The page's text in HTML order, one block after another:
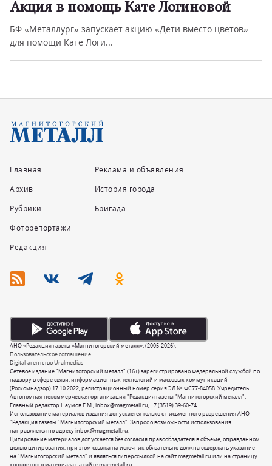
Акция в помощь Кате Логиновой
БФ «Металлург» запускает акцию «Дети вместо цветов»
для помощи Кате Логи...
Главная
Архив
Рубрики
Фоторепортажи
Редакция
Реклама и объявления
История города
Бригада
Сетевое издание "Магнитогорский металл" (16+) зарегистрировано Федеральной службой по
надзору в сфере связи, информационных технологий и массовых коммуникаций
(Роскомнадзор) 17.10.2022, регистрационный номер серия ЭЛ № ФС77-84058. Учредитель
Автономная некоммерческая организация "Редакция газеты "Магнитогорский металл".
Главный редактор Наумов Е.М.,inbox@magmetall.ru,+7 (3519) 39-60-74
Использование материалов издания допускается только с письменного разрешения АНО
"Редакция газеты "Магнитогорский металл". Запрос о возможности использования
направляется по адресуinbox@magmetall.ru.
Цитирование материалов допускается без согласия правообладателя в объеме, оправданном
целью цитирования, при этом ссылка на источник обязательно должна содержать указание
на "Магнитогорский металл" и являться гиперссылкой на сайт magmetall.ru или на страницу
Пользовательское соглашение
Digital-агентство Uralmedias
АНО «Редакция газеты «Магнитогорский металл». (2005-2026).